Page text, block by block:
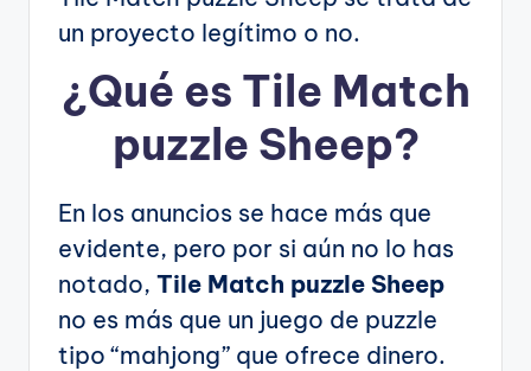
un proyecto legítimo o no.
¿Qué es Tile Match
puzzle Sheep?
En los anuncios se hace más que
evidente, pero por si aún no lo has
notado, Tile Match puzzle Sheep
no es más que un juego de puzzle
tipo “mahjong” que ofrece dinero.